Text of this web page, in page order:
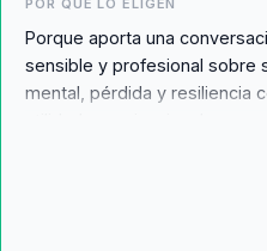
POR QUÉ LO ELIGEN
Porque aporta una
sensible y profesional sobre
mental, pérdida y resiliencia